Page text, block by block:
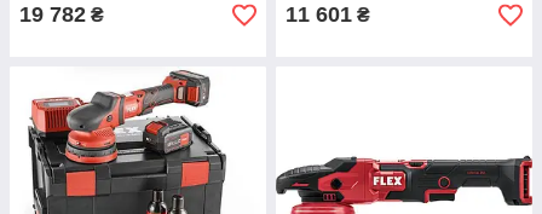
19 782 ₴ 11 601 ₴